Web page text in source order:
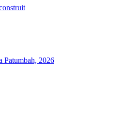
Patumbah, 2026